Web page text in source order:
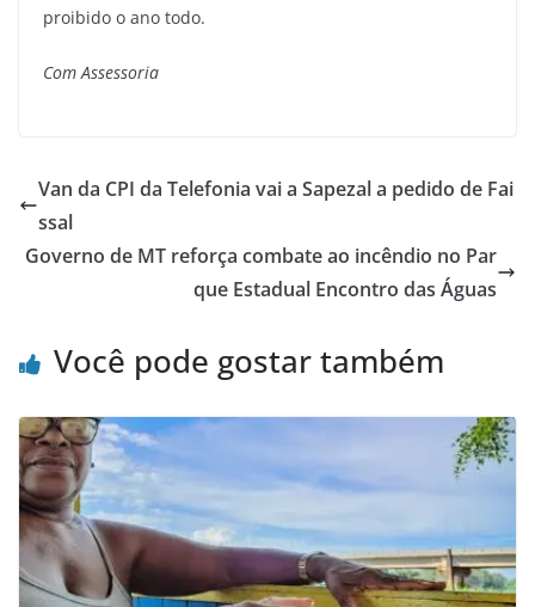
proibido o ano todo.
Com Assessoria
Van da CPI da Telefonia vai a Sapezal a pedido de Fai
ssal
Governo de MT reforça combate ao incêndio no Par
que Estadual Encontro das Águas
Você pode gostar também